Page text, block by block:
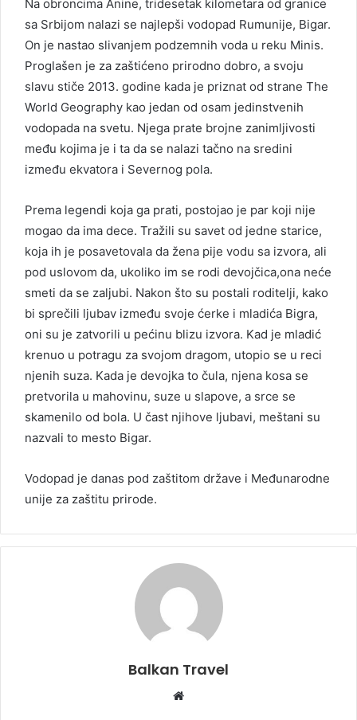
Na obroncima Anine, tridesetak kilometara od granice
sa Srbijom nalazi se najlepši vodopad Rumunije, Bigar.
On je nastao slivanjem podzemnih voda u reku Minis.
Proglašen je za zaštićeno prirodno dobro, a svoju
slavu stiče 2013. godine kada je priznat od strane The
World Geography kao jedan od osam jedinstvenih
vodopada na svetu. Njega prate brojne zanimljivosti
među kojima je i ta da se nalazi tačno na sredini
između ekvatora i Severnog pola.
Prema legendi koja ga prati, postojao je par koji nije
mogao da ima dece. Tražili su savet od jedne starice,
koja ih je posavetovala da žena pije vodu sa izvora, ali
pod uslovom da, ukoliko im se rodi devojčica,ona neće
smeti da se zaljubi. Nakon što su postali roditelji, kako
bi sprečili ljubav između svoje ćerke i mladića Bigra,
oni su je zatvorili u pećinu blizu izvora. Kad je mladić
krenuo u potragu za svojom dragom, utopio se u reci
njenih suza. Kada je devojka to čula, njena kosa se
pretvorila u mahovinu, suze u slapove, a srce se
skamenilo od bola. U čast njihove ljubavi, meštani su
nazvali to mesto Bigar.
Vodopad je danas pod zaštitom države i Međunarodne
unije za zaštitu prirode.
Balkan Travel